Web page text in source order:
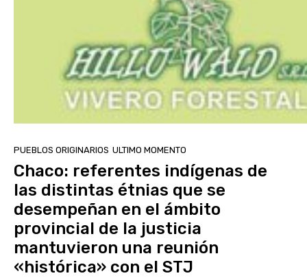
PUEBLOS ORIGINARIOS ULTIMO MOMENTO
Chaco: referentes indígenas de
las distintas étnias que se
desempeñan en el ámbito
provincial de la justicia
mantuvieron una reunión
«histórica» con el STJ